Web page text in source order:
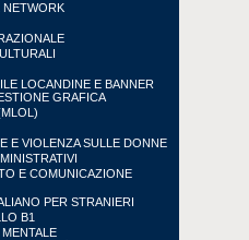
NETWORK
LOCANDINE E BANNER
GRAFICA
E VIOLENZA SULLE DONNE
E COMUNICAZIONE
PER STRANIERI
B1